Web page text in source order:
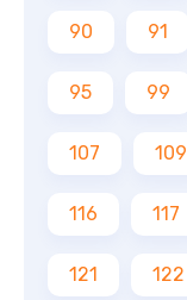
90 91
95 99
107 109
116 117
121 122